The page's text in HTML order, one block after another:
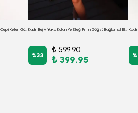
%33
₺ 599.90
₺ 399.95 %